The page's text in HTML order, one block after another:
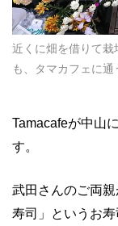
近くに畑を借りて栽
も、タマカフェに通
Tamacafeが中山
す。
武田さんのご両
寿司」というお